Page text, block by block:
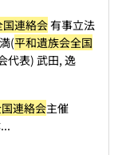
連絡会有事立法
(平和遺族会全国
代表) 武田, 逸
連絡会主催